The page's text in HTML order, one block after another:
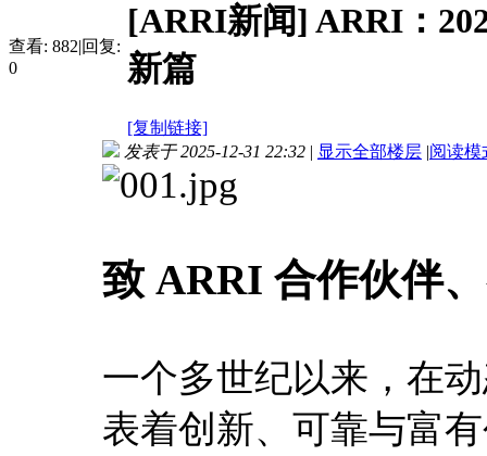
查看: 882|回复:
0
[ARRI新闻] ARRI：
新篇
[复制链接]
发表于 2025-12-31 22:32 | 显示全部楼层 |阅读模
致 ARRI 合作伙伴
一个多世纪以来，在
表着创新、可靠与富